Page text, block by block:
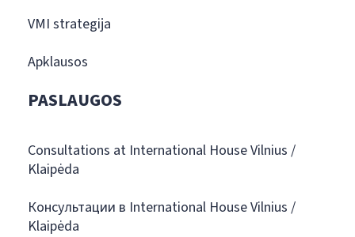
VMI strategija
Apklausos
PASLAUGOS
Consultations at International House Vilnius /
Klaipėda
Консультации в International House Vilnius /
Klaipėda